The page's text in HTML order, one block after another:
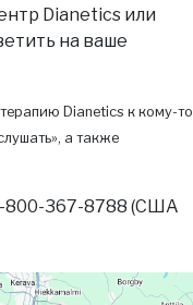
Dianetics или
на ваше
Dianetics к кому-то
а также
800-367-8788 (США